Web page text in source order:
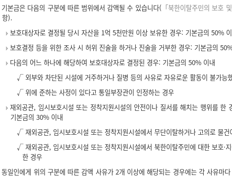
기본금은 다음의 구분에 따른 범위에서 감액될 수 있습니다( 「북한이탈주민의 보호
항).
보호대상자로 결정될 당시 자산을 1억 5천만원 이상 보유한 경우: 기본금의 50%
보호결정 등을 위한 조사 시 허위 진술을 하거나 진술을 거부한 경우: 기본금의
다음의 어느 하나에 해당하여 보호대상자로 결정된 경우: 기본금의 50% 이내
√ 외부와 차단된 시설에 거주하거나 질병 등의 사유로 자유로운 활동이 불가능
√ 위에 준하는 사정이 있다고 통일부장관이 인정하는 경우
재외공관, 임시보호시설 또는 정착지원시설의 안전이나 질서를 해치는 행위를 한
기본금의 30% 이내
√ 재외공관, 임시보호시설 또는 정착지원시설에서 무단이탈하거나 고의로 물건
√ 재외공관, 임시보호시설 또는 정착지원시설에서 북한이탈주민에 대한 보호·
한 경우
동일인에게 위의 구분에 따른 감액 사유가 2개 이상에 해당되는 경우에는 각 사유마